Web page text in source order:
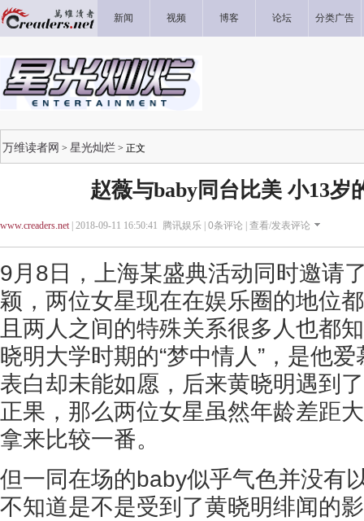
新闻 视频 博客 论坛 分类广告
万维读者网 > 星光灿烂 > 正文
赵薇与baby同台比美 小13岁
www.creaders.net| 2018-09-11 16:50:41 腾讯娱乐 | 0条评论 | 查看/发表评论
9月8日，上海某盛典活动同时邀请
颖，两位女星现在在娱乐圈的地位
且两人之间的特殊关系很多人也都
晓明大学时期的“梦中情人”，是他
表白却未能如愿，后来黄晓明遇到
正果，那么两位女星虽然年龄差距
拿来比较一番。
但一同在场的baby似乎气色并没有
不知道是不是受到了黄晓明绯闻的